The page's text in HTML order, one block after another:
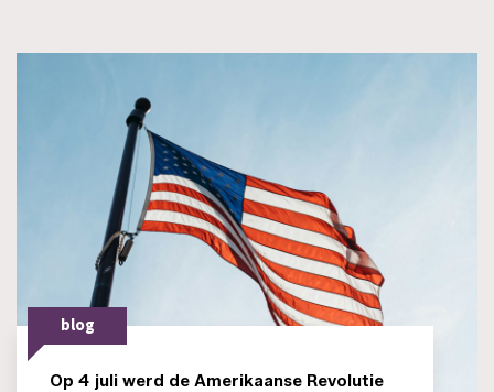
blog
Op 4 juli werd de Amerikaanse Revolutie